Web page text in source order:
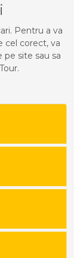
Pentru a va
cel corect, va
site sau sa